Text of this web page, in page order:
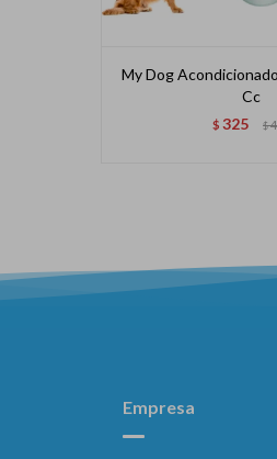
My Dog
Cc
$ 325 $
Empresa